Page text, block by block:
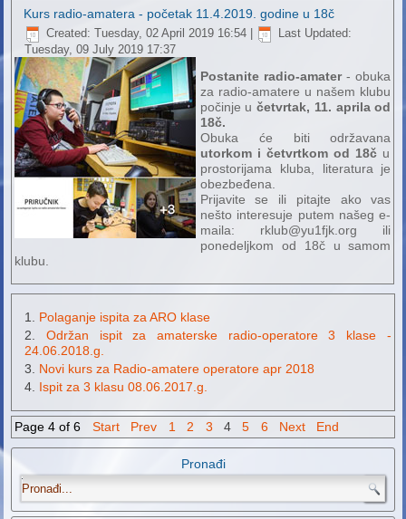
Kurs radio-amatera - početak 11.4.2019. godine u 18č
Created: Tuesday, 02 April 2019 16:54
Last Updated:
Tuesday, 09 July 2019 17:37
Postanite radio-amater- obuka
za radio-amatere u našem klubu
počinje u četvrtak, 11. aprila od
18č.
Obuka će biti održavana
utorkom i četvrtkom od 18ču
prostorijama kluba, literatura je
obezbeđena.
Prijavite se ili pitajte ako vas
nešto interesuje putem našeg e-
maila: rklub@yu1fjk.org ili
ponedeljkom od 18č u samom
klubu.
Polaganje ispita za ARO klase
Održan ispit za amaterske radio-operatore 3 klase -
24.06.2018.g.
Novi kurs za Radio-amatere operatore apr 2018
Ispit za 3 klasu 08.06.2017.g.
Page 4 of 6 Start Prev 1 2 3 4 5 6 Next End
Pronađi
.